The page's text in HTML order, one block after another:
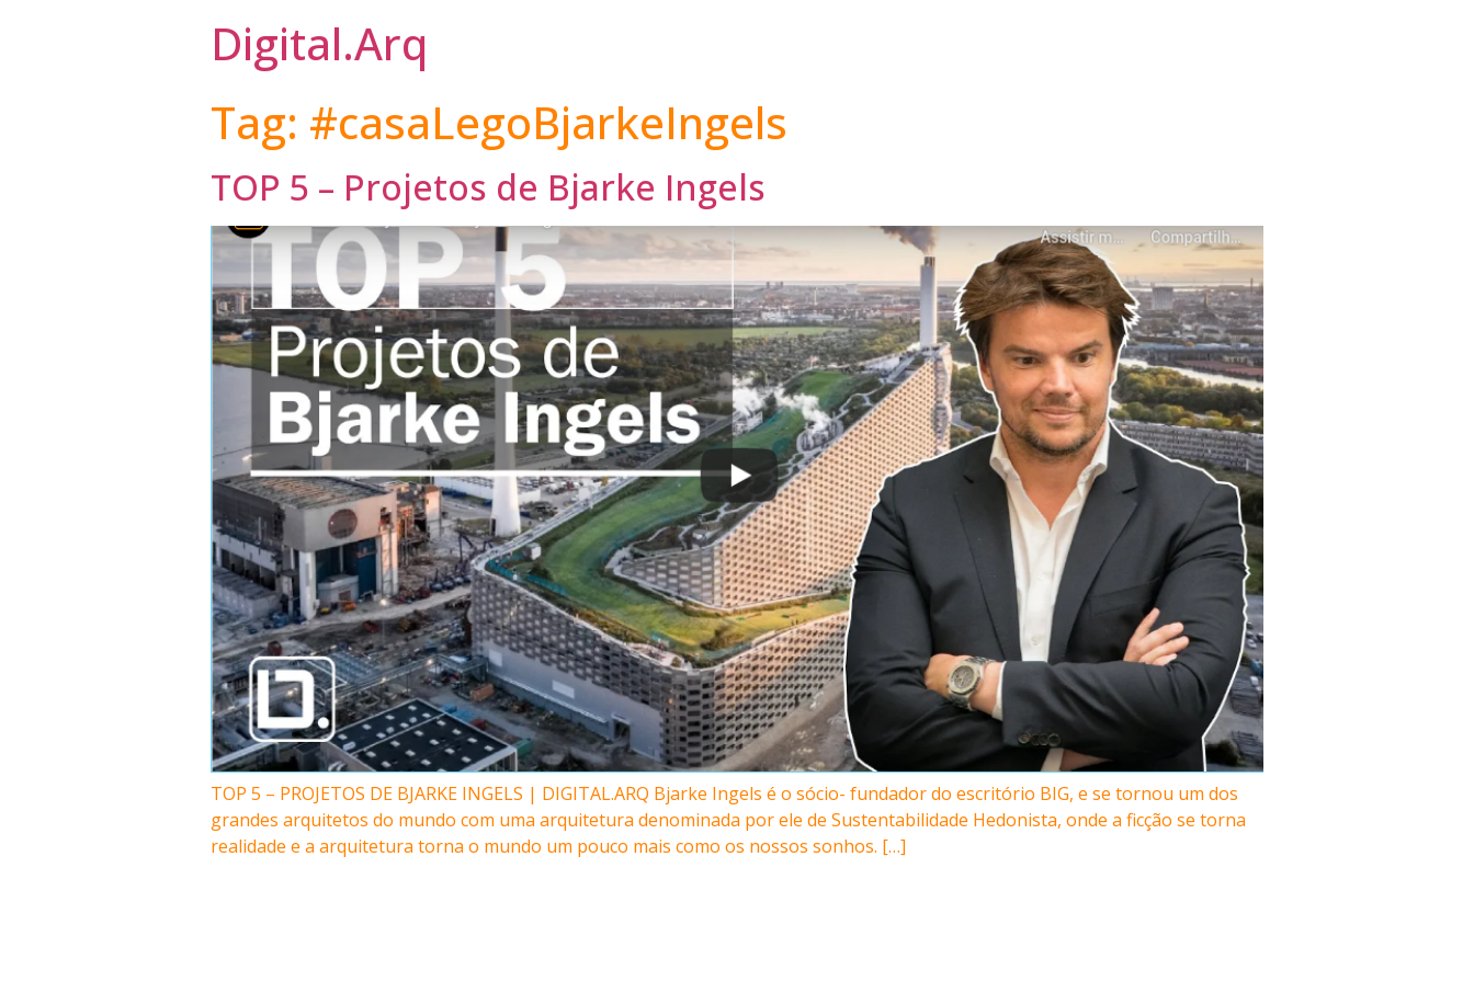
Digital.Arq
Tag: #casaLegoBjarkeIngels
TOP 5 – Projetos de Bjarke Ingels
TOP 5 – PROJETOS DE BJARKE INGELS | DIGITAL.ARQ Bjarke Ingels é o sócio- fundador do escritório BIG, e se tornou um dos
grandes arquitetos do mundo com uma arquitetura denominada por ele de Sustentabilidade Hedonista, onde a ficção se torna
realidade e a arquitetura torna o mundo um pouco mais como os nossos sonhos. […]